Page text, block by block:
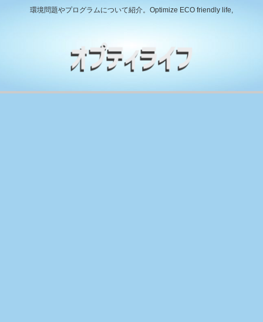
環境問題やプログラムについて紹介。Optimize ECO friendly life,